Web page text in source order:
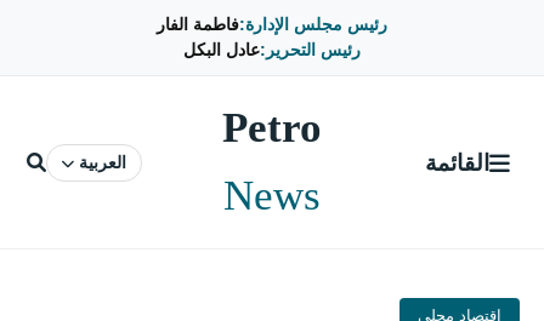
رئيس مجلس الإدارة:فاطمة الفار
رئيس التحرير:عادل البكل
القائمة
Petro
News
العربية
اقتصاد محلي